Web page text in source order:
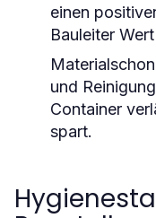
einen
Bauleiter
und
Container
spart.